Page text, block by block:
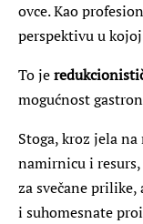
ovce. Kao
perspektivu u
To je
mogućnost
Stoga, kroz jela
namirnicu i
za svečane prilike,
i suhomesnate